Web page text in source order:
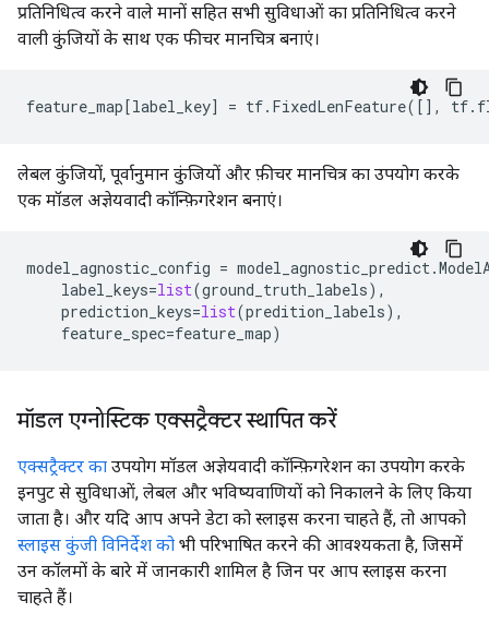
प्रतिनिधित्व करने वाले मानों सहित सभी सुविधाओं का प्रतिनिधित्व करने
वाली कुंजियों के साथ एक फीचर मानचित्र बनाएं।
feature_map[label_key] = tf. FixedLenFeature([], tf.
लेबल कुंजियों, पूर्वानुमान कुंजियों और फ़ीचर मानचित्र का उपयोग करके
एक मॉडल अज्ञेयवादी कॉन्फ़िगरेशन बनाएं।
model_agnostic_config = model_agnostic_predict.
label_keys=list(ground_truth_labels),
prediction_keys=list(predition_labels),
feature_spec=feature_map)
मॉडल एग्नोस्टिक एक्सट्रैक्टर स्थापित करें
एक्सट्रैक्टर का उपयोग मॉडल अज्ञेयवादी कॉन्फ़िगरेशन का उपयोग करके
इनपुट से सुविधाओं, लेबल और भविष्यवाणियों को निकालने के लिए किया
जाता है। और यदि आप अपने डेटा को स्लाइस करना चाहते हैं, तो आपको
स्लाइस कुंजी विनिर्देश को भी परिभाषित करने की आवश्यकता है, जिसमें
उन कॉलमों के बारे में जानकारी शामिल है जिन पर आप स्लाइस करना
चाहते हैं।